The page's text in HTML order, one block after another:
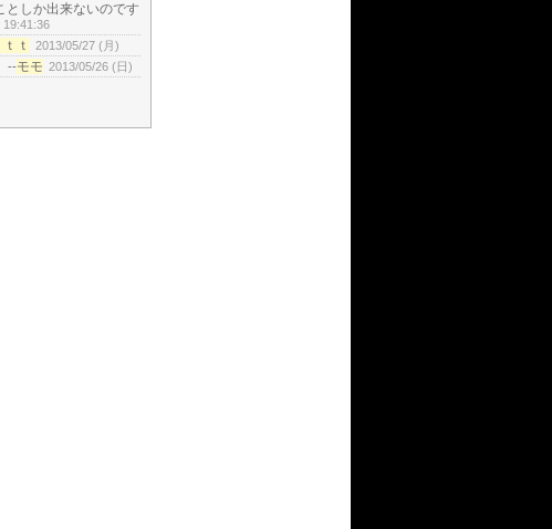
としか出来ないのです
19:41:36
ｔｔ 2013/05/27 (月)
--モモ 2013/05/26 (日)